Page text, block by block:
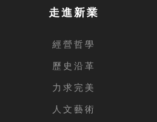
走進新業
經營哲學
歷史沿革
力求完美
人文藝術